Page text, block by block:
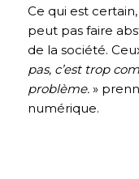
Ce qui est
peut pas faire
de la société.
pas, c’est trop
problème.»
numérique.